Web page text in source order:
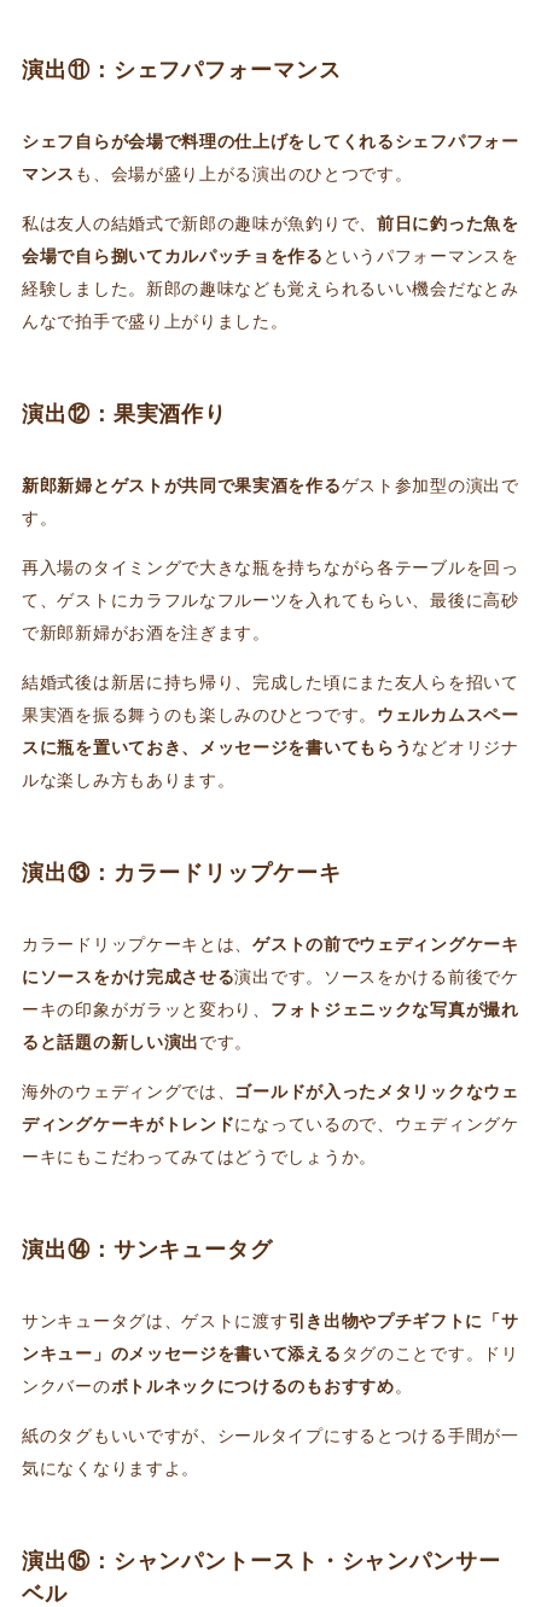
演出⑪：シェフパフォーマンス
シェフ自らが会場で料理の仕上げをしてくれるシェフパフォー
マンス も、会場が盛り上がる演出のひとつです。
私は友人の結婚式で新郎の趣味が魚釣りで、 前日に釣った魚を
会場で自ら捌いてカルパッチョを作る というパフォーマンスを
経験しました。新郎の趣味なども覚えられるいい機会だなとみ
んなで拍手で盛り上がりました。
演出⑫：果実酒作り
新郎新婦とゲストが共同で果実酒を作るゲスト参加型の演出で
す。
再入場のタイミングで大きな瓶を持ちながら各テーブルを回っ
て、ゲストにカラフルなフルーツを入れてもらい、最後に高砂
で新郎新婦がお酒を注ぎます。
結婚式後は新居に持ち帰り、完成した頃にまた友人らを招いて
果実酒を振る舞うのも楽しみのひとつです。 ウェルカムスペー
スに瓶を置いておき、メッセージを書いてもらう などオリジナ
ルな楽しみ方もあります。
演出⑬：カラードリップケーキ
カラードリップケーキとは、ゲストの前でウェディングケーキ
にソースをかけ完成させる演出です。ソースをかける前後でケ
ーキの印象がガラッと変わり、 フォトジェニックな写真が撮れ
ると話題の新しい演出 です。
海外のウェディングでは、
ゴールドが入ったメタリックなウェ
ディングケーキがトレンドになっているので、ウェディングケ
ーキにもこだわってみてはどうでしょうか。
演出⑭：サンキュータグ
サンキュータグは、ゲストに渡す 引き出物やプチギフトに「サ
ンキュー」のメッセージを書いて添える タグのことです。ドリ
ンクバーのボトルネックにつけるのもおすすめ 。
紙のタグもいいですが、シールタイプにするとつける手間が一
気になくなりますよ。
演出⑮：シャンパントースト・シャンパンサー
ベル